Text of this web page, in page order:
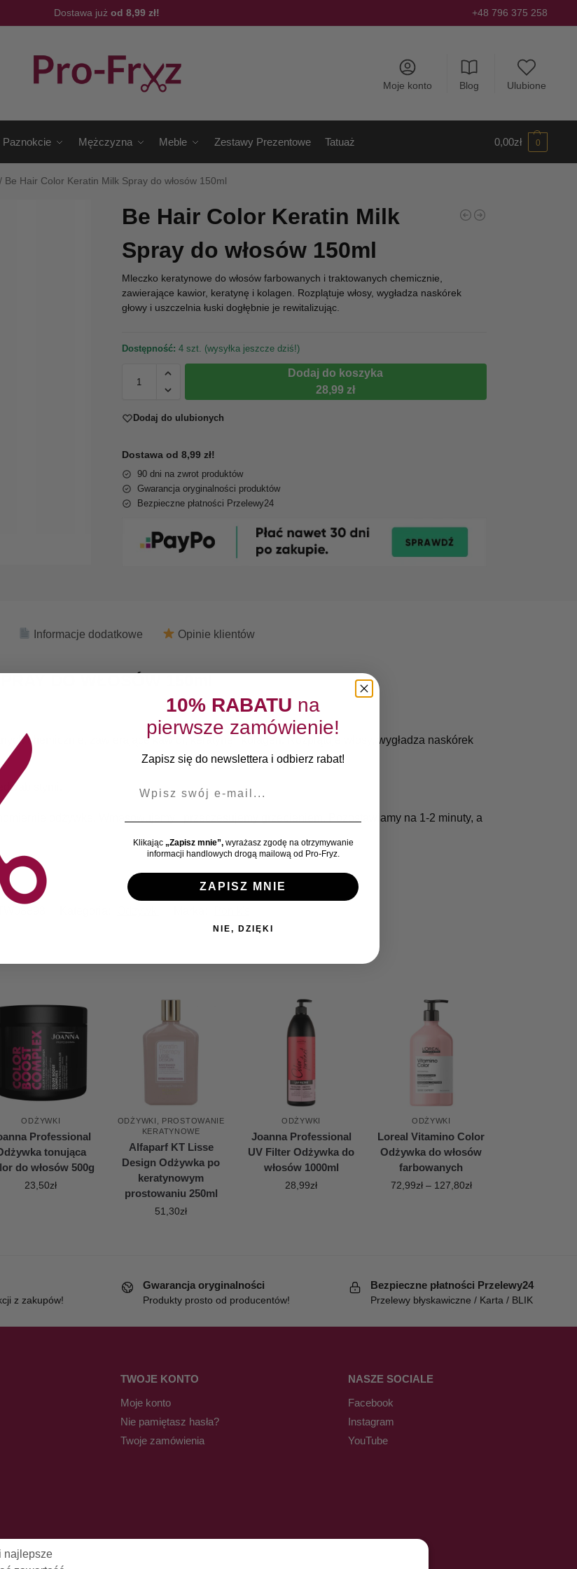
Dostawa już od 8,99 zł! +48 796 375 258
Moje konto Blog Ulubione
Paznokcie Mężczyzna Meble Zestawy Prezentowe Tatuaż 0,00zł 0
/ Be Hair Color Keratin Milk Spray do włosów 150ml
Be Hair Color Keratin Milk
Spray do włosów 150ml
Mleczko keratynowe do włosów farbowanych i traktowanych chemicznie,
zawierające kawior, keratynę i kolagen. Rozplątuje włosy, wygładza naskórek
głowy i uszczelnia łuski dogłębnie je rewitalizując.
Dostępność: 4 szt. (wysyłka jeszcze dziś!)
Dodaj do koszyka
28,99 zł
Dodaj do ulubionych
Dostawa od 8,99 zł!
90 dni na zwrot produktów
Gwarancja oryginalności produktów
Bezpieczne płatności Przelewy24
Informacje dodatkowe Opinie klientów
DO WŁOSÓW 150ml
chemicznie, zawierające kawior, keratynę i kolagen. Rozplątuje włosy, wygładza naskórek
odżywkę. Wmasowujemy i przeczesujemy grzebieniem. Pozostawiamy na 1-2 minuty, a
ODŻYWKI
Professional
tonująca
do włosów 500g
23,50zł
ODŻYWKI
PROSTOWANIE
KERATYNOWE
Alfaparf KT Lisse
Design Odżywka po
keratynowym
prostowaniu 250ml
51,30zł
ODŻYWKI
Joanna Professional
UV Filter Odżywka do
włosów 1000ml
28,99zł
ODŻYWKI
Loreal Vitamino Color
Odżywka do włosów
farbowanych
72,99zł – 127,80zł
z zakupów!
Gwarancja oryginalności
Produkty prosto od producentów!
Bezpieczne płatności Przelewy24
Przelewy błyskawiczne / Karta / BLIK
TWOJE KONTO
Moje konto
Nie pamiętasz hasła?
Twoje zamówienia
NASZE SOCIALE
Facebook
Instagram
YouTube
najlepsze
10% RABATU na
pierwsze zamówienie!
Zapisz się do newslettera i odbierz rabat!
Klikając „Zapisz mnie”,wyrażasz zgodę na otrzymywanie
informacji handlowych drogą mailową od Pro-Fryz.
ZAPISZ MNIE
NIE, DZIĘKI